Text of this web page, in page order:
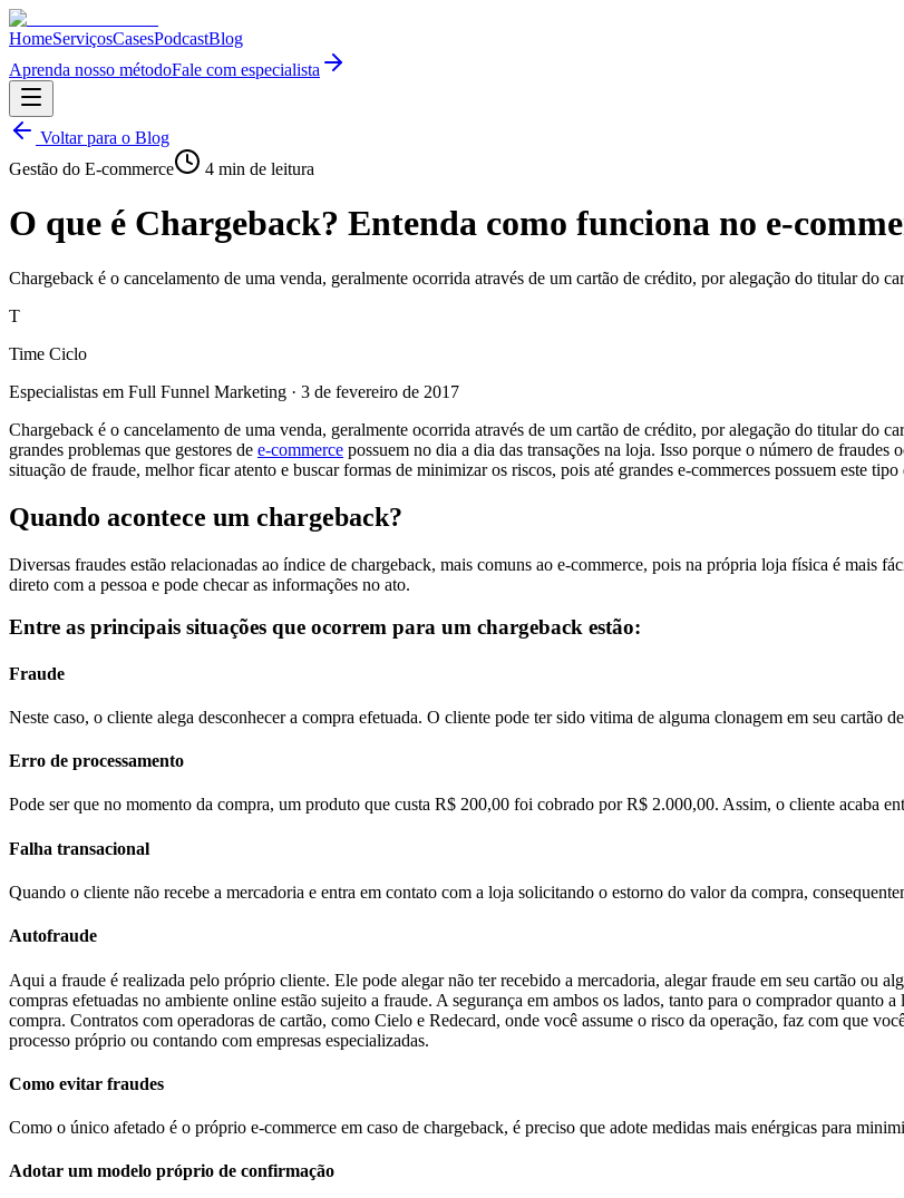
HomeServiçosCasesPodcastBlog
Aprenda nosso métodoFale com especialista
Voltar para o Blog
Gestão do E-commerce
4 min de leitura
O que é Chargeback? Entenda como funciona no e-
Chargeback é o cancelamento de uma venda, geralmente ocorrida através de um cartão de crédito, por alegação do titular do
T
Time Ciclo
Especialistas em Full Funnel Marketing · 3 de fevereiro de 2017
Chargeback é o cancelamento de uma venda, geralmente ocorrida através de um cartão de crédito, por alegação do titular do
grandes problemas que gestores de e-commerce possuem no dia a dia das transações na loja. Isso porque o número de
situação de fraude, melhor ficar atento e buscar formas de minimizar os riscos, pois até grandes e-commerces possuem este tipo
Quando acontece um chargeback?
Diversas fraudes estão relacionadas ao índice de chargeback, mais comuns ao e-commerce, pois na própria loja física é mais
direto com a pessoa e pode checar as informações no ato.
Entre as principais situações que ocorrem para um chargeback estão:
Fraude
Neste caso, o cliente alega desconhecer a compra efetuada. O cliente pode ter sido vitima de alguma clonagem em seu cartão
Erro de processamento
Pode ser que no momento da compra, um produto que custa R$ 200,00 foi cobrado por R$ 2.000,00. Assim, o cliente acaba
Falha transacional
Quando o cliente não recebe a mercadoria e entra em contato com a loja solicitando o estorno do valor da compra,
Autofraude
Aqui a fraude é realizada pelo próprio cliente. Ele pode alegar não ter recebido a mercadoria, alegar fraude em seu cartão ou
compras efetuadas no ambiente online estão sujeito a fraude. A segurança em ambos os lados, tanto para o comprador quanto
compra. Contratos com operadoras de cartão, como Cielo e Redecard, onde você assume o risco da operação, faz com que
processo próprio ou contando com empresas especializadas.
Como evitar fraudes
Como o único afetado é o próprio e-commerce em caso de chargeback, é preciso que adote medidas mais enérgicas para
Adotar um modelo próprio de confirmação